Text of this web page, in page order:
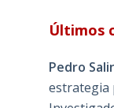
Últimos
Pedro
estrategia